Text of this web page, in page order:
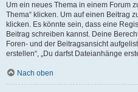
Um ein neues Thema in einem Forum
Thema“ klicken. Um auf einen Beitrag
klicken. Es könnte sein, dass eine
Beitrag schreiben kannst. Deine
Foren- und der Beitragsansicht
erstellen“, „Du darfst Dateianhänge
Nach oben